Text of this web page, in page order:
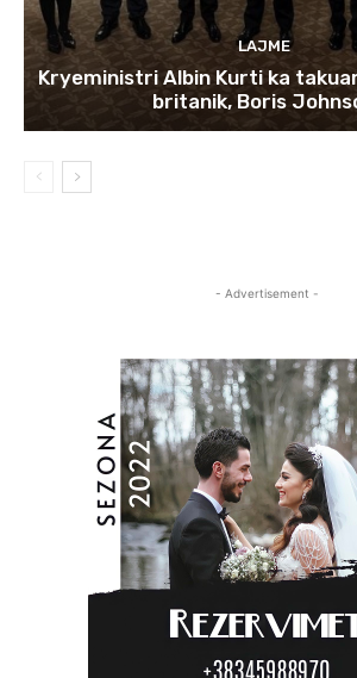
LAJME
Kryeministri Albin Kurti ka
britanik, Boris
- Advertisement -